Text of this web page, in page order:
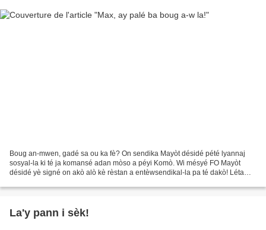
Boug an-mwen, gadé sa ou ka fè? On sendika Mayòt désidé pété lyannaj
sosyal-la ki té ja komansé adan mòso a péyi Komò. Wi mésyé FO Mayòt
désidé yè signé on akò alò kè rèstan a entèwsendikal-la pa té dakò! Léta
La'y pann i sèk!